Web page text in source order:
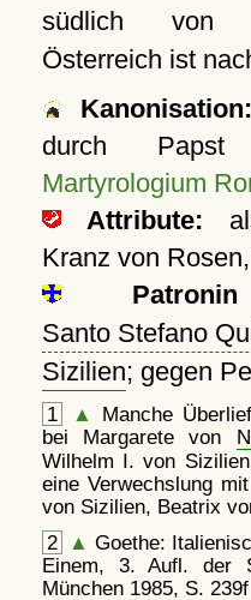
südlich von
Österreich ist
Kanonisation:
durch
Martyrologium
Attribute:
Kranz von
Patronin
Santo Stefano
Sizilien; gegen
1 ▲
Manche
bei Margarete von
Wilhelm I. von
eine Verwechslung
von Sizilien, Beatrix
2
▲ Goethe:
Einem, 3. Aufl. der
München 1985, S. 239f